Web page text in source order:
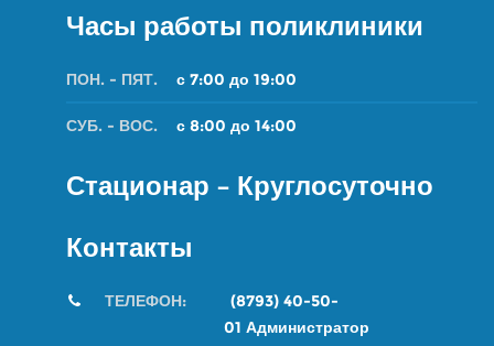
Часы работы поликлиники
ПОН. - ПЯТ. с 7:00 до 19:00
СУБ. - ВОС. с 8:00 до 14:00
Стационар – Круглосуточно
Контакты
ТЕЛЕФОН: (8793) 40-50-
01 Администратор